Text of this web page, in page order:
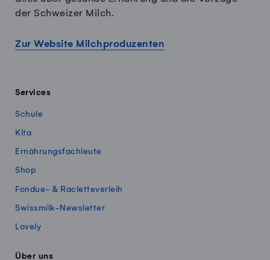
der Schweizer Milch.
Zur Website Milchproduzenten
Services
Schule
Kita
Ernährungsfachleute
Shop
Fondue- & Racletteverleih
Swissmilk-Newsletter
Lovely
Über uns